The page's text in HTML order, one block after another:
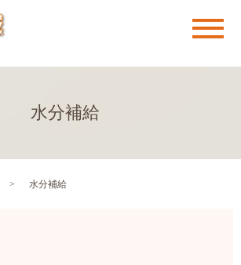
メ
水分補給
水分補給